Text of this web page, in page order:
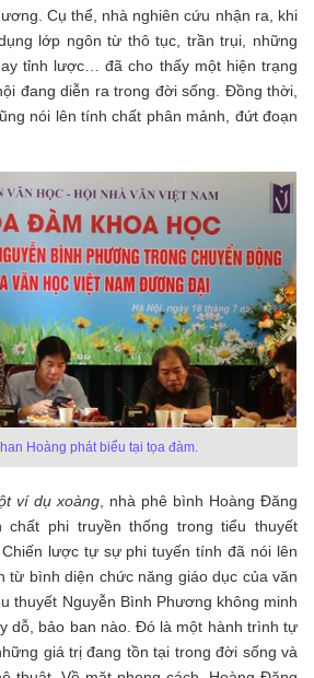
Cụ thể, nhà nghiên cứu nhận ra, khi
lớp ngôn từ thô tục, trần trụi, những
tỉnh lược… đã cho thấy một hiện trạng
đang diễn ra trong đời sống. Đồng thời,
nói lên tính chất phân mảnh, đứt đoạn
Hoàng phát biểu tại tọa đàm.
ví dụ xoàng, nhà phê bình Hoàng Đăng
chất phi truyền thống trong tiểu thuyết
lược tự sự phi tuyến tính đã nói lên
từ bình diện chức năng giáo dục của văn
thuyết Nguyễn Bình Phương không minh
dỗ, bảo ban nào. Đó là một hành trình tự
giá trị đang tồn tại trong đời sống và